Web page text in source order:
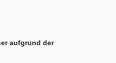
aufgrund der